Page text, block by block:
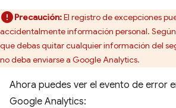
Precaución:El registro de excepciones
accidentalmente información personal.
que debas quitar cualquier información del
no deba enviarse a Google Analytics.
Ahora puedes ver el evento de error
Google Analytics: